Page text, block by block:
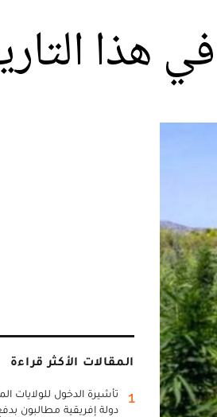
هذا
المقالات الأكثر قراءة
1
دولة إفريقية مطالبون